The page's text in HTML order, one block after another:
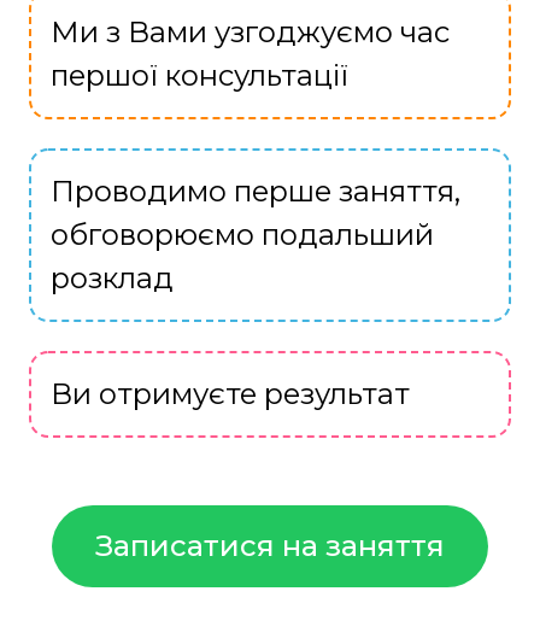
Ми з Вами узгоджуємо час
першої консультації
Проводимо перше заняття,
обговорюємо подальший
розклад
Ви отримуєте результат
Записатися на заняття